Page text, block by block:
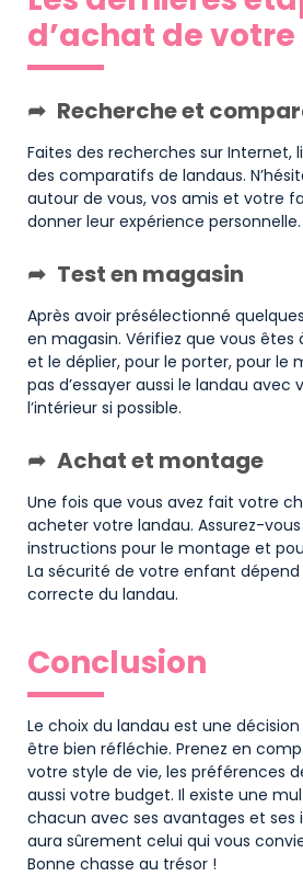
d’achat de
Recherche et
Faites des recherches sur Internet,
des comparatifs de landaus.
autour de vous, vos amis et votre
donner leur expérience personnelle.
Test en magasin
Après avoir présélectionné
en magasin. Vérifiez que vous êtes
et le déplier, pour le porter, pour le
pas d’essayer aussi le landau avec
l’intérieur si possible.
Achat et montage
Une fois que vous avez fait votre
acheter votre landau. Assurez-
instructions pour le montage et
La sécurité de votre enfant dépend
correcte du landau.
Conclusion
Le choix du landau est une
être bien réfléchie. Prenez en
votre style de vie, les préférences
aussi votre budget. Il existe une
chacun avec ses avantages et ses
aura sûrement celui qui vous
Bonne chasse au trésor !